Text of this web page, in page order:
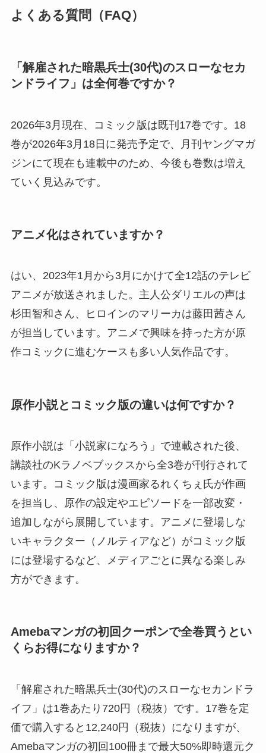
よくある質問（FAQ）
「解雇された暗黒兵士(30代)のスローなセカ
ンドライフ」は全何巻ですか？
2026年3月現在、コミック版は既刊17巻です。18
巻が2026年3月18日に発売予定で、月刊ヤングマガ
ジンにて現在も連載中のため、今後も巻数は増え
ていく見込みです。
アニメ化はされていますか？
はい、2023年1月から3月にかけて全12話のテレビ
アニメが放送されました。主人公ダリエルの声は
杉田智和さん、ヒロインのマリーカは藤田茜さん
が担当しています。アニメで興味を持った方が原
作コミックに進むケースも多い人気作品です。
原作小説とコミック版の違いは何ですか？
原作小説は「小説家になろう」で連載された後、
講談社のKラノベブックスから全3巻が刊行されて
います。コミック版は漫画家るれくちぇ氏が作画
を担当し、原作の設定やエピソードを一部改変・
追加しながら展開しています。アニメに登場しな
いキャラクター（ノルティアなど）がコミック版
には登場するなど、メディアごとに異なる楽しみ
方ができます。
Amebaマンガの初回クーポンで全巻買うとい
くらお得になりますか？
「解雇された暗黒兵士(30代)のスローなセカンドラ
イフ」は1巻あたり720円（税抜）です。17巻を定
価で購入すると12,240円（税抜）になりますが、
Amebaマンガの初回100冊まで最大50%即時還元ク